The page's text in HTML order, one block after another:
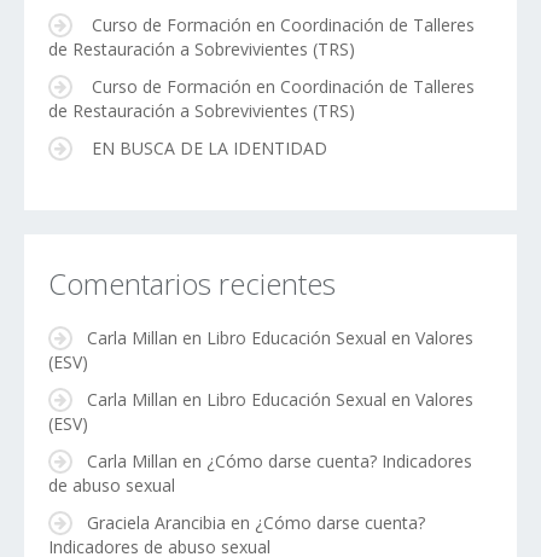
Curso de Formación en Coordinación de Talleres
de Restauración a Sobrevivientes (TRS)
Curso de Formación en Coordinación de Talleres
de Restauración a Sobrevivientes (TRS)
EN BUSCA DE LA IDENTIDAD
Comentarios recientes
Carla Millan en Libro Educación Sexual en Valores
(ESV)
Carla Millan en Libro Educación Sexual en Valores
(ESV)
Carla Millan en ¿Cómo darse cuenta? Indicadores
de abuso sexual
Graciela Arancibia en ¿Cómo darse cuenta?
Indicadores de abuso sexual